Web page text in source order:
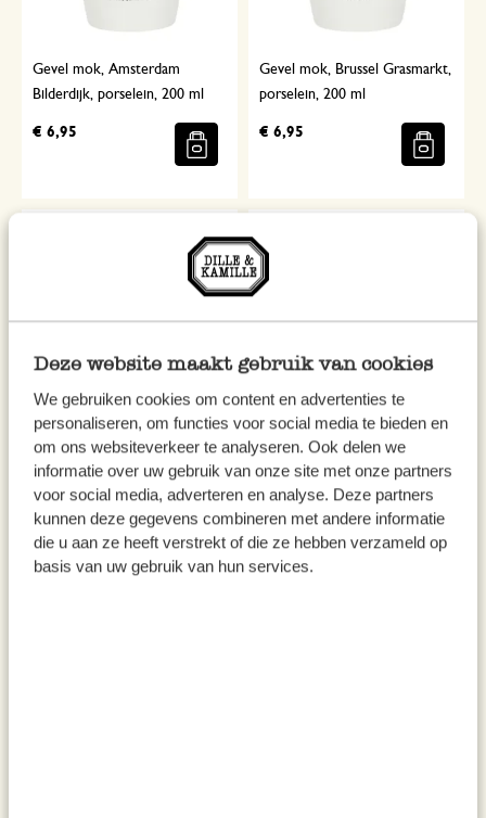
Deze website maakt gebruik van cookies
We gebruiken cookies om content en advertenties te
personaliseren, om functies voor social media te bieden en
om ons websiteverkeer te analyseren. Ook delen we
informatie over uw gebruik van onze site met onze partners
voor social media, adverteren en analyse. Deze partners
kunnen deze gegevens combineren met andere informatie
die u aan ze heeft verstrekt of die ze hebben verzameld op
basis van uw gebruik van hun services.
Gevel mok, Amsterdam
Bilderdijk, porselein, 200 ml
€ 6,95
Gevel mok, Brussel Grasmarkt,
porselein, 200 ml
€ 6,95
Gevel mok, Brugge, porselein,
200 ml
€ 6,95
Gevel mok, Arnhem, porselein,
200 ml
€ 6,95